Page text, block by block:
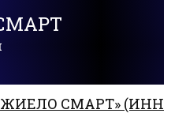
СМАРТ» (ИНН